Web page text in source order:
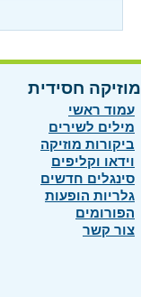
מוזיקה חסידית
עמוד ראשי
מילים לשירים
ביקורות מוזיקה
וידאו וקליפים
סינגלים חדשים
גלריות הופעות
הפורומים
צור קשר